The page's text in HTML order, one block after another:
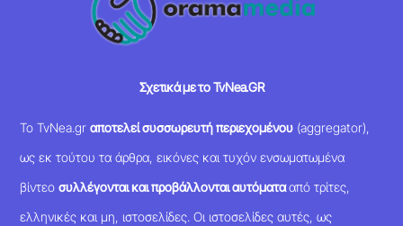
Σχετικά με το TvNea.GR
Το TvNea.grαποτελεί συσσωρευτή περιεχομένου (aggregator),
ως εκ τούτου τα άρθρα, εικόνες και τυχόν ενσωματωμένα
βίντεοσυλλέγονται και προβάλλονται αυτόματααπό τρίτες,
ελληνικές και μη, ιστοσελίδες. Οι ιστοσελίδες αυτές, ως